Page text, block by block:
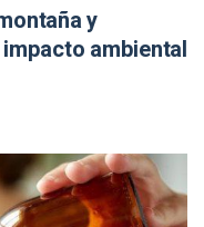
y
ambiental